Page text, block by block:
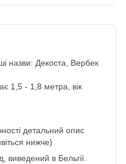
назви: Декоста, Вербек
1,5 - 1,8 метра, вік
детальний опис
нижче)
виведений в Бельгії.